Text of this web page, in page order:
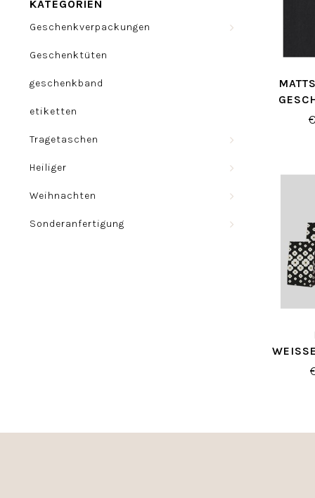
KATEGORIEN
Geschenkverpackungen
Geschenktüten
geschenkband
etiketten
Tragetaschen
Heiliger
Weihnachten
Sonderanfertigung